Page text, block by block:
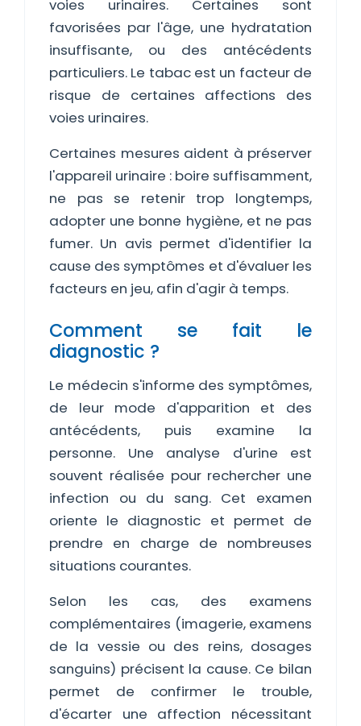
voies urinaires. Certaines sont
favorisées par l'âge, une hydratation
insuffisante, ou des antécédents
particuliers. Le tabac est un facteur de
risque de certaines affections des
voies urinaires.
Certaines mesures aident à préserver
l'appareil urinaire : boire suffisamment,
ne pas se retenir trop longtemps,
adopter une bonne hygiène, et ne pas
fumer. Un avis permet d'identifier la
cause des symptômes et d'évaluer les
facteurs en jeu, afin d'agir à temps.
Comment se fait le
diagnostic ?
Le médecin s'informe des symptômes,
de leur mode d'apparition et des
antécédents, puis examine la
personne. Une analyse d'urine est
souvent réalisée pour rechercher une
infection ou du sang. Cet examen
oriente le diagnostic et permet de
prendre en charge de nombreuses
situations courantes.
Selon les cas, des examens
complémentaires (imagerie, examens
de la vessie ou des reins, dosages
sanguins) précisent la cause. Ce bilan
permet de confirmer le trouble,
d'écarter une affection nécessitant